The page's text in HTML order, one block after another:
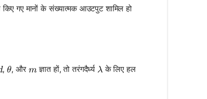
किए गए मानों के संख्यात्मक आउटपुट शामिल हो
,\theta
θ, और m
mज्ञात हों, तो तरंगदैर्ध्य \lambda
λ के लिए हल